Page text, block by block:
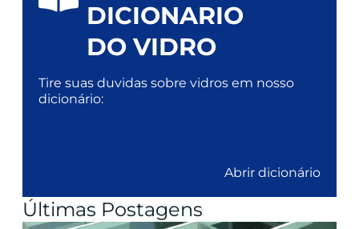
DICIONARIO
DO VIDRO
Tire suas duvidas sobre vidros em nosso
dicionário:
Abrir dicionário
Últimas Postagens